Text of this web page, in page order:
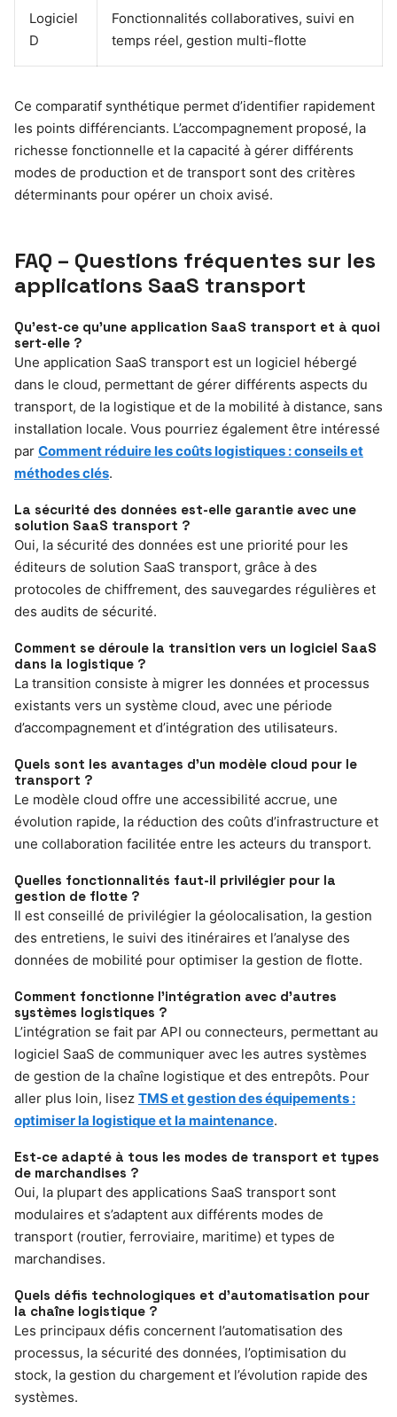
Logiciel
D
Fonctionnalités collaboratives, suivi en
temps réel, gestion multi-flotte
Ce comparatif synthétique permet d’identifier rapidement
les points différenciants. L’accompagnement proposé, la
richesse fonctionnelle et la capacité à gérer différents
modes de production et de transport sont des critères
déterminants pour opérer un choix avisé.
FAQ – Questions fréquentes sur les
applications SaaS transport
Qu’est-ce qu’une application SaaS transport et à quoi
sert-elle ?
Une application SaaS transport est un logiciel hébergé
dans le cloud, permettant de gérer différents aspects du
transport, de la logistique et de la mobilité à distance, sans
installation locale. Vous pourriez également être intéressé
par Comment réduire les coûts logistiques : conseils et
méthodes clés.
La sécurité des données est-elle garantie avec une
solution SaaS transport ?
Oui, la sécurité des données est une priorité pour les
éditeurs de solution SaaS transport, grâce à des
protocoles de chiffrement, des sauvegardes régulières et
des audits de sécurité.
Comment se déroule la transition vers un logiciel SaaS
dans la logistique ?
La transition consiste à migrer les données et processus
existants vers un système cloud, avec une période
d’accompagnement et d’intégration des utilisateurs.
Quels sont les avantages d’un modèle cloud pour le
transport ?
Le modèle cloud offre une accessibilité accrue, une
évolution rapide, la réduction des coûts d’infrastructure et
une collaboration facilitée entre les acteurs du transport.
Quelles fonctionnalités faut-il privilégier pour la
gestion de flotte ?
Il est conseillé de privilégier la géolocalisation, la gestion
des entretiens, le suivi des itinéraires et l’analyse des
données de mobilité pour optimiser la gestion de flotte.
Comment fonctionne l’intégration avec d’autres
systèmes logistiques ?
L’intégration se fait par API ou connecteurs, permettant au
logiciel SaaS de communiquer avec les autres systèmes
de gestion de la chaîne logistique et des entrepôts. Pour
aller plus loin, lisez TMS et gestion des équipements :
optimiser la logistique et la maintenance.
Est-ce adapté à tous les modes de transport et types
de marchandises ?
Oui, la plupart des applications SaaS transport sont
modulaires et s’adaptent aux différents modes de
transport (routier, ferroviaire, maritime) et types de
marchandises.
Quels défis technologiques et d’automatisation pour
la chaîne logistique ?
Les principaux défis concernent l’automatisation des
processus, la sécurité des données, l’optimisation du
stock, la gestion du chargement et l’évolution rapide des
systèmes.